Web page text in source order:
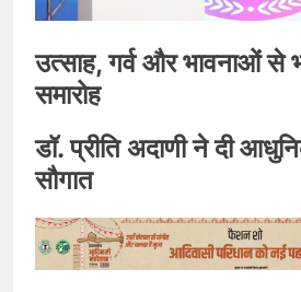
उत्साह, गर्व और भावनाओं से
समारोह
डॉ. प्रीति अदाणी ने दी
सौगात